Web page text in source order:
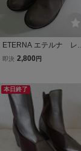
ETERNA エテルナ レデ
ィース ショートブー
即決 2,800 円
本日終了